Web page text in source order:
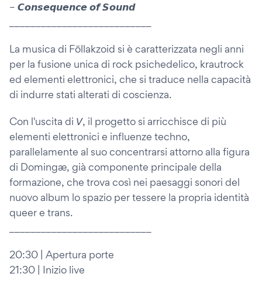
– 𝘾𝙤𝙣𝙨𝙚𝙦𝙪𝙚𝙣𝙘𝙚 𝙤𝙛 𝙎𝙤𝙪𝙣𝙙
La musica di Föllakzoid si è caratterizzata negli anni
per la fusione unica di rock psichedelico, krautrock
ed elementi elettronici, che si traduce nella capacità
di indurre stati alterati di coscienza.
Con l'uscita di 𝘝, il progetto si arricchisce di più
elementi elettronici e influenze techno,
parallelamente al suo concentrarsi attorno alla figura
di Domingæ, già componente principale della
formazione, che trova così nei paesaggi sonori del
nuovo album lo spazio per tessere la propria identità
queer e trans.
20:30 | Apertura porte
21:30 | Inizio live